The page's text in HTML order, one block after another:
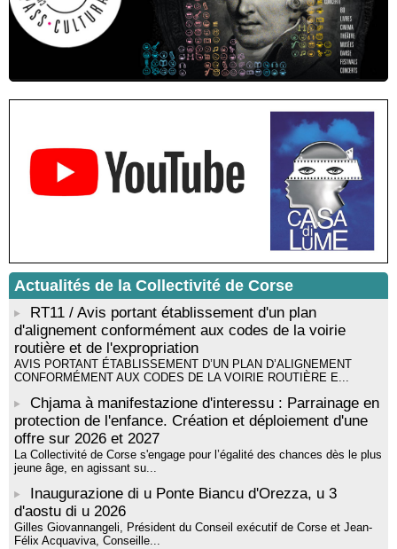
municipal - Zonza
Conférence : "Pratiques magico-religieuses et rituels de
protection de la Corse agro-pastorale" animée par Jean-Jacques
Andreani - Bucugnà / Zonza
Résidence de peinture et exposition de l’artiste Aponi : "Cœur
ouvert en citadelle" en partenariat avec la commune de Santa
Lucia di Tallà - Mediateca territuriale di Santa Lucia di Tallà
! EVENEMENT REPORTE ! Rencontre / dédicace avec
Gilles Antonioli autour de son ouvrage “Testa Mora - Les
Rivages du destin” - Afà / Prupià / Santa Lucia di Tallà
Residenza di scrittura di Angela Nicolai, Trà Corsica è
Sardegna - Mediateca di castagniccia Mare è monti - I Fulelli
Résidence d’écriture et de recherche de l’écrivaine Cécilia
Castelli - Institut Mémoires de l'Edition Contemporaine - Caen /
Rencontre / dédicace avec Lucrèce Luciani autour de son
livre « La ballade du pendu du Niolu» - Mediateca territuriale di
Santa Lucia di Tallà
Actualités de la Collectivité de Corse
RT11 / Avis portant établissement d'un plan
d'alignement conformément aux codes de la voirie
routière et de l'expropriation
AVIS PORTANT ÉTABLISSEMENT D’UN PLAN D’ALIGNEMENT
CONFORMÉMENT AUX CODES DE LA VOIRIE ROUTIÈRE E...
Chjama à manifestazione d'interessu : Parrainage en
protection de l'enfance. Création et déploiement d'une
offre sur 2026 et 2027
La Collectivité de Corse s'engage pour l’égalité des chances dès le plus
jeune âge, en agissant su...
Inaugurazione di u Ponte Biancu d'Orezza, u 3
d'aostu di u 2026
Gilles Giovannangeli, Président du Conseil exécutif de Corse et Jean-
Félix Acquaviva, Conseille...